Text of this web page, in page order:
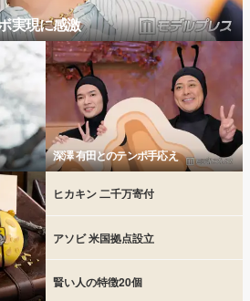
実現に感激
深澤 有田とのテンポ手応え
ヒカキン 二千万寄付
アソビ 米国拠点設立
賢い人の特徴20個